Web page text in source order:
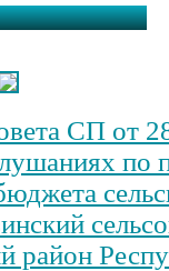
СП от
по
район